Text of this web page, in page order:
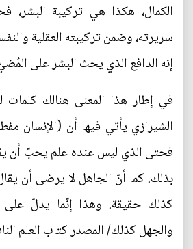
الكمال، هكذا هي تركيبة
سريرته، وضمن تركيبته العقلية
إنه الدافع الذي يحث البشر على
في إطار هذا المعنى هنالك كلمات
الشيرازي يأتي فيها أن (الإنسان
فحتى الذي ليس عنده علم يحبّ أن
بذلك. كما أنّ الجاهل لا يرضى أن
كذلك حقيقة. وهذا إنّما يدلّ على
والجهل كذلك/ المصدر كتاب العلم